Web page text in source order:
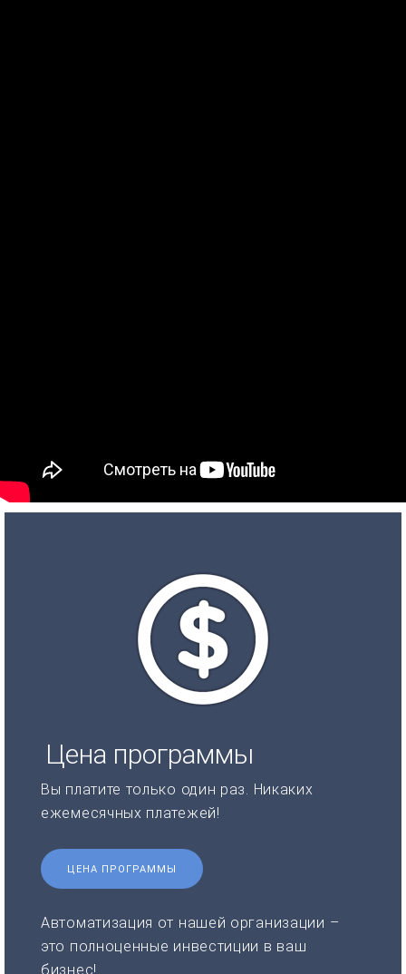
Цена программы
Вы платите только один раз. Никаких
ежемесячных платежей!
ЦЕНА ПРОГРАММЫ
Автоматизация от нашей организации –
это полноценные инвестиции в ваш
бизнес!